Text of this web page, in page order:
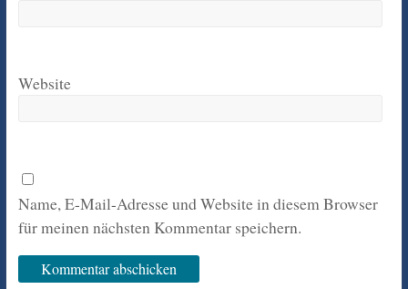
Website
Name, E-Mail-Adresse und Website in diesem Browser
für meinen nächsten Kommentar speichern.